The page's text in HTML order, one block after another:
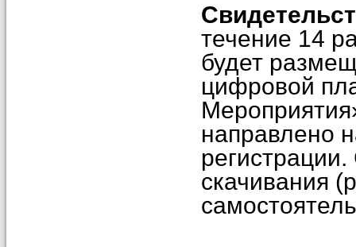
течение 14
будет
цифровой
направлено
скачивания